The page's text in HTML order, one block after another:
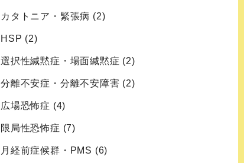
カタトニア・緊張病 (2)
HSP (2)
選択性緘黙症・場面緘黙症 (2)
分離不安症・分離不安障害 (2)
広場恐怖症 (4)
限局性恐怖症 (7)
月経前症候群・PMS (6)